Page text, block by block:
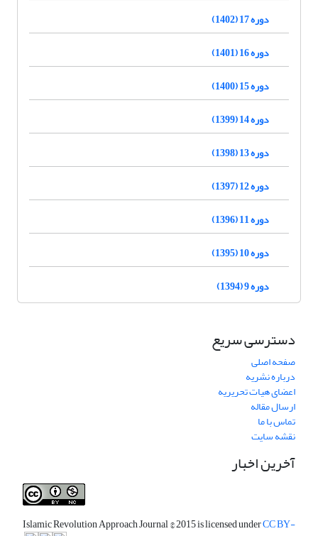
دوره 17 (1402)
دوره 16 (1401)
دوره 15 (1400)
دوره 14 (1399)
دوره 13 (1398)
دوره 12 (1397)
دوره 11 (1396)
دوره 10 (1395)
دوره 9 (1394)
دسترسی سریع
صفحه اصلی
درباره نشریه
اعضای هیات تحریریه
ارسال مقاله
تماس با ما
نقشه سایت
آخرین اخبار
Islamic Revolution Approach Journal© 2015 is licensed underCC BY-